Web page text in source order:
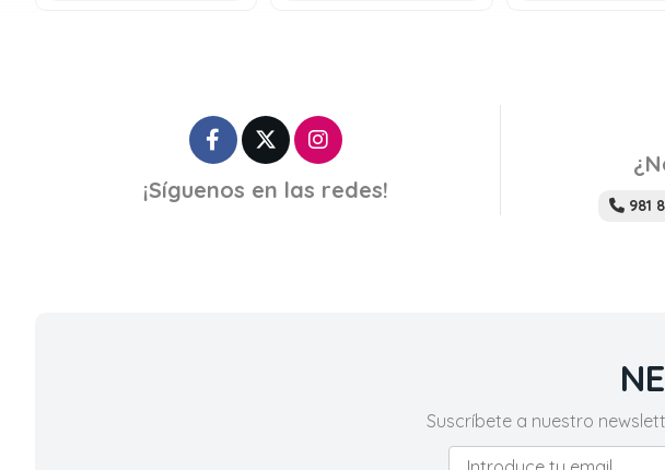
¡Síguenos en las redes!
981
Suscríbete a nuestro